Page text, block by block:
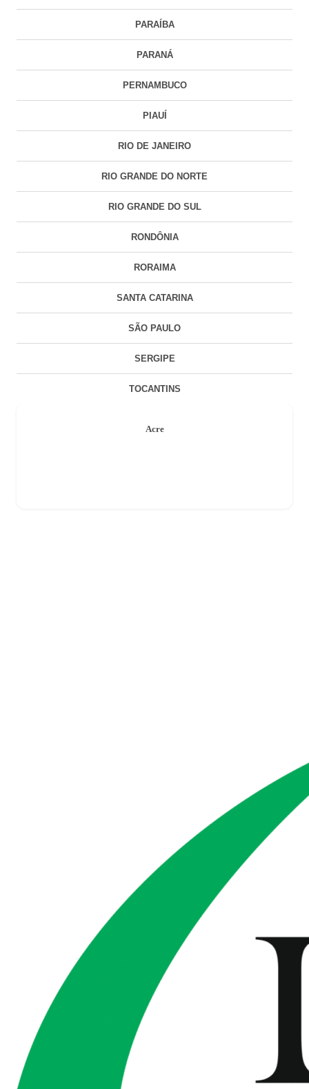
PARAÍBA
PARANÁ
PERNAMBUCO
PIAUÍ
RIO DE JANEIRO
RIO GRANDE DO NORTE
RIO GRANDE DO SUL
RONDÔNIA
RORAIMA
SANTA CATARINA
SÃO PAULO
SERGIPE
TOCANTINS
Acre